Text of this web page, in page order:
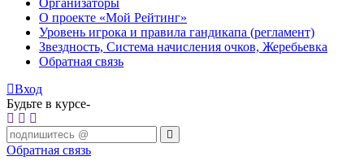
Организаторы
О проекте «Мой Рейтинг»
Уровень игрока и правила гандикапа (регламент)
Звездность, Система начисления очков, Жеребьевка
Обратная связь
Вход
Будьте в курсе-
Обратная связь